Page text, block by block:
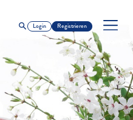
Login Registrieren